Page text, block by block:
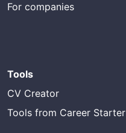
For companies
Tools
CV Creator
Tools from Career Starter